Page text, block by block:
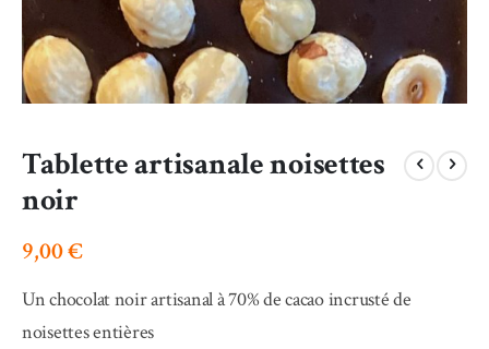
to
the
beginning
the
gallery
Tablette artisanale noisettes
noir
9,00 €
Un chocolat noir artisanal à 70% de cacao incrusté de
noisettes entières